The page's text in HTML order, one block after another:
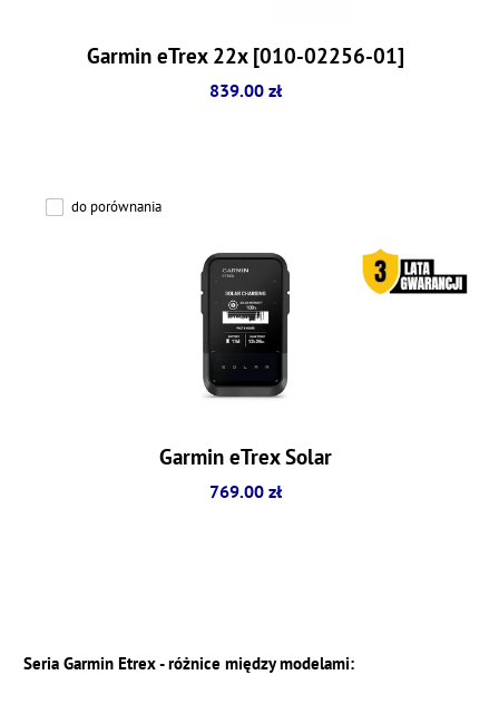
Garmin eTrex 22x [010-02256-01]
839.00 zł
do porównania
Garmin eTrex Solar
769.00 zł
Seria Garmin Etrex - różnice między modelami: